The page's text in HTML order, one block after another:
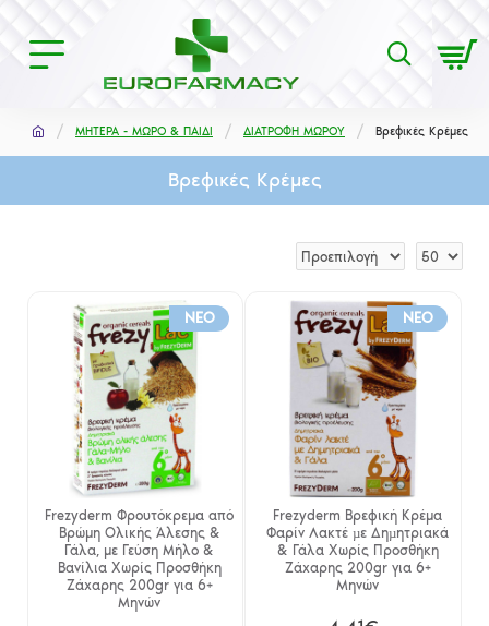
ΜΗΤΕΡΑ - ΜΩΡΟ & ΠΑΙΔΙ ΔΙΑΤΡΟΦΗ ΜΩΡΟΥ Βρεφικές Κρέμες
Βρεφικές Κρέμες
NEO
Frezyderm Φρουτόκρεμα από
Βρώμη Ολικής Άλεσης &
Γάλα, με Γεύση Μήλο &
Βανίλια Χωρίς Προσθήκη
Ζάχαρης 200gr για 6+
Μηνών
NEO
Frezyderm Βρεφική Κρέμα
Φαρίν Λακτέ µε Δηµητριακά
& Γάλα Χωρίς Προσθήκη
Ζάχαρης 200gr για 6+
Μηνών